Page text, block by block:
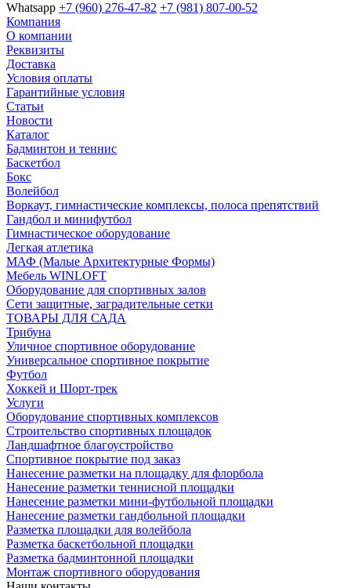
Whatsapp +7 (960) 276-47-82 +7 (981) 807-00-52
Компания
О компании
Реквизиты
Доставка
Условия оплаты
Гарантийные условия
Статьи
Новости
Каталог
Бадминтон и теннис
Баскетбол
Бокс
Волейбол
Воркаут, гимнастические комплексы, полоса препятствий
Гандбол и минифутбол
Гимнастическое оборудование
Легкая атлетика
МАФ (Малые Архитектурные Формы)
Мебель WINLOFT
Оборудование для спортивных залов
Сети защитные, заградительные сетки
ТОВАРЫ ДЛЯ САДА
Трибуна
Уличное спортивное оборудование
Универсальное спортивное покрытие
Футбол
Хоккей и Шорт-трек
Услуги
Оборудование спортивных комплексов
Строительство спортивных площадок
Ландшафтное благоустройство
Спортивное покрытие под заказ
Нанесение разметки на площадку для флорбола
Нанесение разметки теннисной площадки
Нанесение разметки мини-футбольной площадки
Нанесение разметки гандбольной площадки
Разметка площадки для волейбола
Разметка баскетбольной площадки
Разметка бадминтонной площадки
Монтаж спортивного оборудования